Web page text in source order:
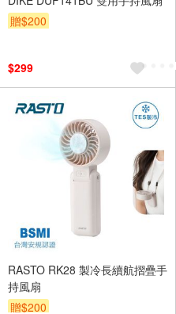
贈$200
$299
RASTO RK28 製冷長續航摺疊手
持風扇
贈$200